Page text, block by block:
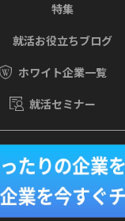
特集
就活お役⽴ちブログ
ホワイト企業一覧
就活セミナー
運営会社
Copyright © SOVIA Co., Ltd.